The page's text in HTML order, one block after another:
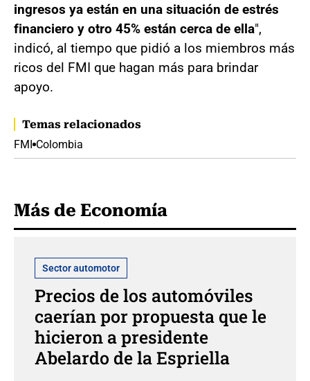
ingresos ya están en una situación de estrés
financiero y otro 45% están cerca de ella",
indicó, al tiempo que pidió a los miembros más
ricos del FMI que hagan más para brindar
apoyo.
Temas relacionados
FMI Colombia
Más de Economía
Sector automotor
Precios de los automóviles
caerían por propuesta que le
hicieron a presidente
Abelardo de la Espriella